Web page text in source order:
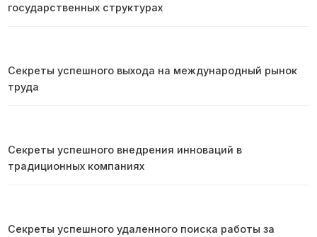
государственных структурах
Секреты успешного выхода на международный рынок
труда
Секреты успешного внедрения инноваций в
традиционных компаниях
Секреты успешного удаленного поиска работы за